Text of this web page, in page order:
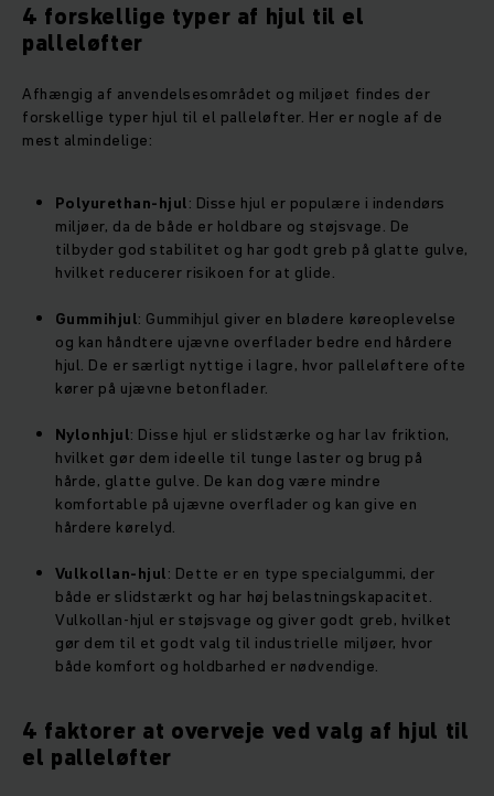
4 forskellige typer af hjul til el
palleløfter
Afhængig af anvendelsesområdet og miljøet findes der
forskellige typer hjul til el palleløfter. Her er nogle af de
mest almindelige:
Polyurethan-hjul: Disse hjul er populære i indendørs
miljøer, da de både er holdbare og støjsvage. De
tilbyder god stabilitet og har godt greb på glatte gulve,
hvilket reducerer risikoen for at glide.
Gummihjul: Gummihjul giver en blødere køreoplevelse
og kan håndtere ujævne overflader bedre end hårdere
hjul. De er særligt nyttige i lagre, hvor palleløftere ofte
kører på ujævne betonflader.
Nylonhjul: Disse hjul er slidstærke og har lav friktion,
hvilket gør dem ideelle til tunge laster og brug på
hårde, glatte gulve. De kan dog være mindre
komfortable på ujævne overflader og kan give en
hårdere kørelyd.
Vulkollan-hjul: Dette er en type specialgummi, der
både er slidstærkt og har høj belastningskapacitet.
Vulkollan-hjul er støjsvage og giver godt greb, hvilket
gør dem til et godt valg til industrielle miljøer, hvor
både komfort og holdbarhed er nødvendige.
4 faktorer at overveje ved valg af hjul til
el palleløfter